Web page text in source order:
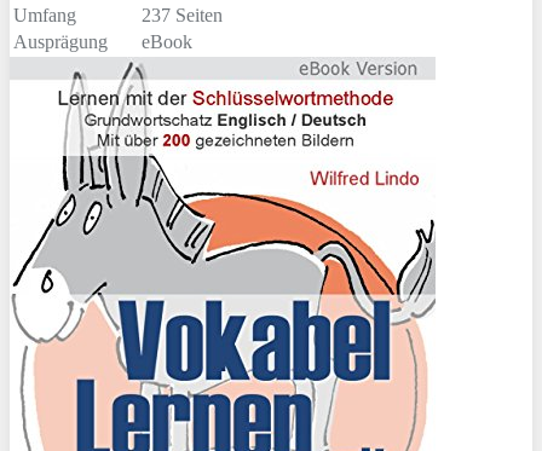
Umfang
237 Seiten
Ausprägung
eBook